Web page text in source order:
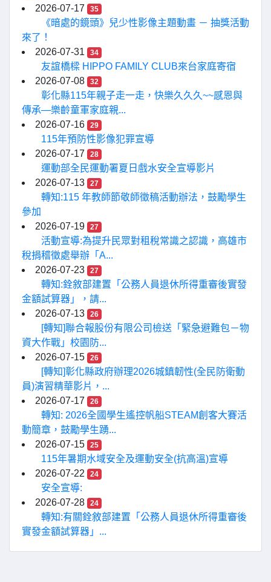
2026-07-17
35
《暗處的鏡頭》兒少性影像主題動畫 － 抽獎活動
來了！
2026-07-31
34
友誼橋樑 HIPPO FAMILY CLUB來台家庭寄宿
2026-07-08
32
彰化縣115年親子走一走，快樂久久久~~感恩與
傳承—樂齡童軍家庭親...
2026-07-16
29
115年預防性影像犯罪宣導
2026-07-17
28
運動部全民運動署夏日戲水安全宣導影片
2026-07-13
27
轉知:115 年教師節敬師徵稿活動辦法，鼓勵學生
參加
2026-07-19
27
活動宣導:為提升民眾對租稅常識之認識，高雄市
稅捐稽徵處舉辦「A...
2026-07-23
27
轉知:銓敘部建置「公務人員退休所得重審後實發
金額試算器」，請...
2026-07-13
26
[轉知]聯合報股份有限公司檢送「緊急避難包－物
資大作戰」校園防...
2026-07-15
26
[轉知]彰化縣政府辦理2026城鎮韌性(全民防衛動
員)演習精華影片，...
2026-07-17
26
轉知: 2026全國學生遙控帆船STEAM創客大賽活
動簡章，鼓勵學生踴...
2026-07-15
25
115年暑期水域安全及運動安全(抗高溫)宣導
2026-07-22
24
安全宣導:
2026-07-28
24
轉知:有關銓敘部建置「公務人員退休所得重審後
實發金額試算器」...